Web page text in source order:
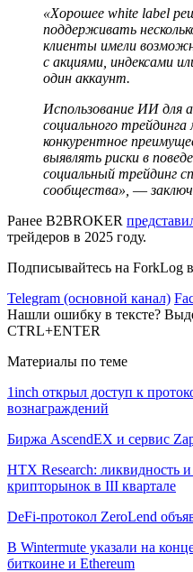
«Хорошее white label
поддерживать
клиенты имели
с акциями, индексами
один аккаунт.
Использование ИИ для
социального
конкурентное
выявлять риски в
социальный трейдинг
сообщества», ―
Ранее B2BROKER
трейдеров в 2025 году.
Подписывайтесь на ForkLog
Telegram (основной канал)
Нашли ошибку в тексте?
CTRL+ENTER
Материалы по теме
1inch открыл доступ к
вознаграждений
Биржа AscendEX и сервис
HTX Research: ликвидность
крипторынок в III квартале
DeFi-протокол ZeroLend
В Wintermute указали на
биткоине и Ethereum